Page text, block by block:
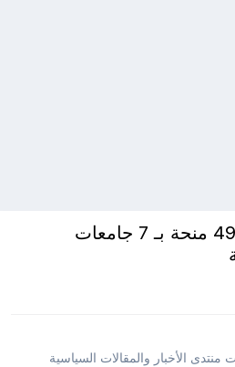
مصر - تفاصيل تقديم 49 منحة بـ 7 جامعات
منتدى الأخبار والمقالات السياسية